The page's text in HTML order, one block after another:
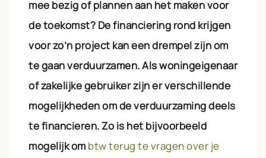
mee bezig of plannen aan het maken voor
de toekomst? De financiering rond krijgen
voor zo’n project kan een drempel zijn om
te gaan verduurzamen. Als woningeigenaar
of zakelijke gebruiker zijn er verschillende
mogelijkheden om de verduurzaming deels
te financieren. Zo is het bijvoorbeeld
mogelijk om btw terug te vragen over je